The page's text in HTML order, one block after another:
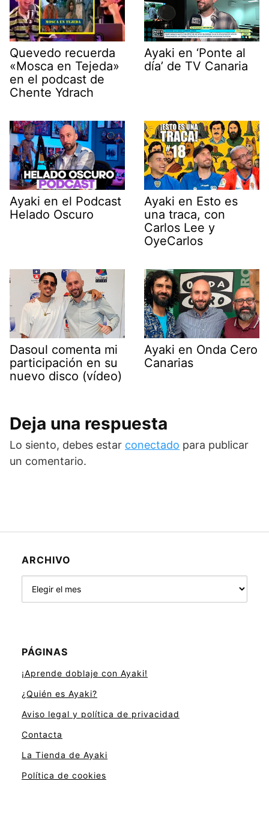
Quevedo recuerda
«Mosca en Tejeda»
en el podcast de
Chente Ydrach
Ayaki en ‘Ponte al
día’ de TV Canaria
Ayaki en el Podcast
Helado Oscuro
Ayaki en Esto es
una traca, con
Carlos Lee y
OyeCarlos
Dasoul comenta mi
participación en su
nuevo disco (vídeo)
Ayaki en Onda Cero
Canarias
Deja una respuesta
Lo siento, debes estar conectado para publicar
un comentario.
ARCHIVO
PÁGINAS
¡Aprende doblaje con Ayaki!
¿Quién es Ayaki?
Aviso legal y política de privacidad
Contacta
La Tienda de Ayaki
Política de cookies